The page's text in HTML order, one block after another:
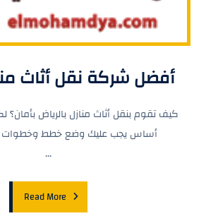
أفضل شركة نقل أثاث
كيف تقوم بنقل أثاث منازل بالرياض
أساس يجب عليك وضع خطط وخطوات
...
Read More